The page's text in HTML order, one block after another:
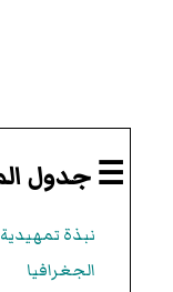
☰ جدول
نبذة تمهيدية
الجغرافيا